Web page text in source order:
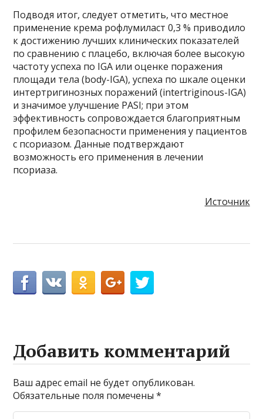
Подводя итог, следует отметить, что местное
применение крема рофлумиласт 0,3 % приводило
к достижению лучших клинических показателей
по сравнению с плацебо, включая более высокую
частоту успеха по IGA или оценке поражения
площади тела (body-IGA), успеха по шкале оценки
интертригинозных поражений (intertriginous-IGA)
и значимое улучшение PASI; при этом
эффективность сопровождается благоприятным
профилем безопасности применения у пациентов
с псориазом. Данные подтверждают
возможность его применения в лечении
псориаза.
Источник
Добавить комментарий
Ваш адрес email не будет опубликован.
Обязательные поля помечены*